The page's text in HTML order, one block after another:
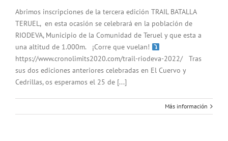
Abrimos inscripciones de la tercera edición TRAIL BATALLA
TERUEL, en esta ocasión se celebrará en la población de
RIODEVA, Municipio de la Comunidad de Teruel y que esta a
una altitud de 1.000m. ¡Corre que vuelan!
https://www.cronolimits2020.com/trail-riodeva-2022/ Tras
sus dos ediciones anteriores celebradas en El Cuervo y
Cedrillas, os esperamos el 25 de [...]
Más información